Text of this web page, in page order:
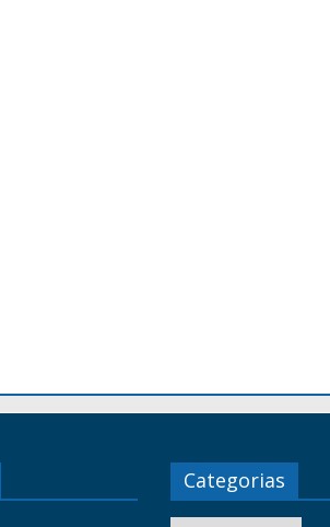
Categorias